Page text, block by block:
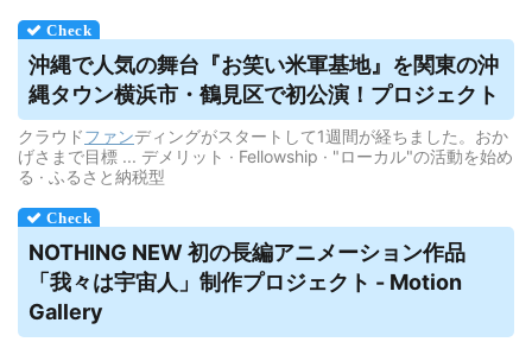
沖縄で人気の舞台『お笑い米軍基地』を関東の沖
縄タウン横浜市・鶴見区で初公演！プロジェクト
クラウドファンディングがスタートして1週間が経ちました。おか
げさまで目標 ... デメリット · Fellowship · "ローカル"の活動を始め
る · ふるさと納税型
NOTHING NEW 初の長編アニメーション作品
「我々は宇宙人」制作プロジェクト - Motion
Gallery